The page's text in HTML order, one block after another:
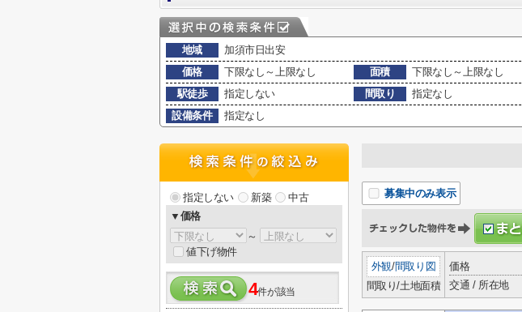
地域
加須市日出安
価格
下限なし～上限なし 面積 下限なし～上限なし
駅徒歩
指定しない 間取り
指定なし
設備条件
指定なし
募集中のみ表示
外観/間取り図
間取り/土地面積
価格
交通 / 所在地
指定しない 新築
中古
▼価格
～
値下げ物件
4件が該当